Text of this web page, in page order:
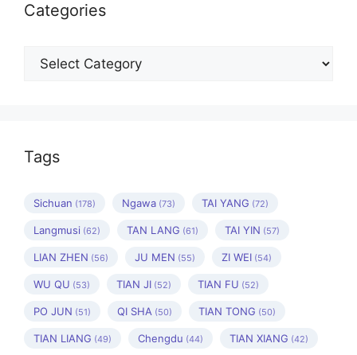
Categories
Categories
Tags
Sichuan (178) Ngawa (73) TAI YANG (72)
Langmusi (62) TAN LANG (61) TAI YIN (57)
LIAN ZHEN (56) JU MEN (55) ZI WEI (54)
WU QU (53) TIAN JI (52) TIAN FU (52)
PO JUN (51) QI SHA (50) TIAN TONG (50)
TIAN LIANG (49) Chengdu (44) TIAN XIANG (42)